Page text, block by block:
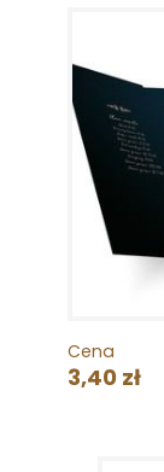
Cena
3,40 zł